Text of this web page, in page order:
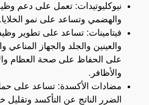
نيوكليوتيدات: تعمل على دعم
والهضمي وتساعد على نمو الخلايا.
فيتامينات: تساعد على تطوير
والعينين والجلد والجهاز
على الحفاظ على صحة العظام
والأظافر.
مضادات الأكسدة: تساعد على
الضرر الناتج عن التأكسد وتقليل